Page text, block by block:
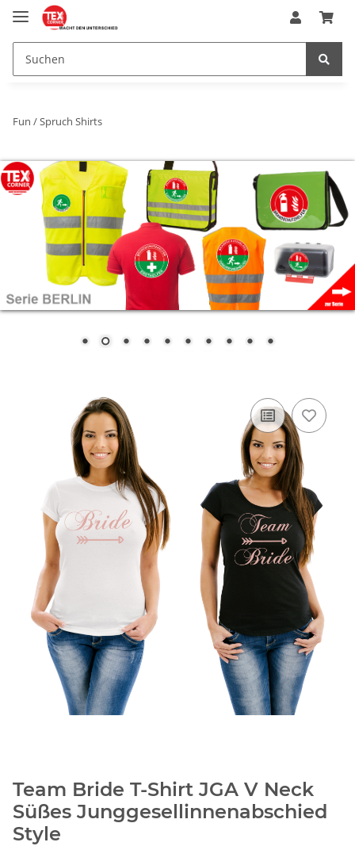
Fun / Spruch Shirts
Team Bride T-Shirt JGA V Neck
Süßes Junggesellinnenabschied
Style